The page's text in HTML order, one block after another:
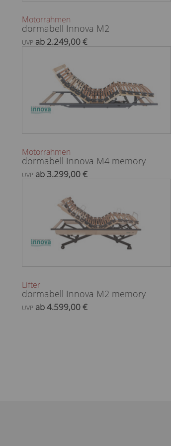
Motorrahmen
dormabell Innova M2
UVP ab 2.249,00 €
Motorrahmen
dormabell Innova M4 memory
UVP ab 3.299,00 €
Lifter
dormabell Innova M2 memory
UVP ab 4.599,00 €